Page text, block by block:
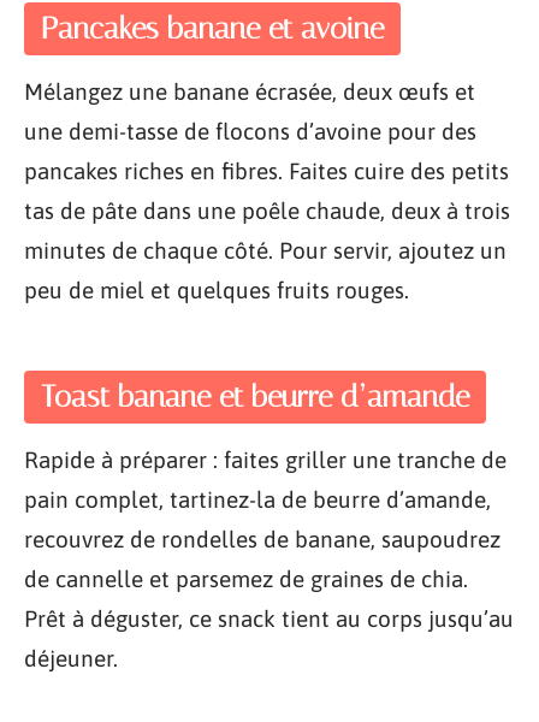
Pancakes banane et avoine
Mélangez une banane écrasée, deux œufs et
une demi-tasse de flocons d’avoine pour des
pancakes riches en fibres. Faites cuire des petits
tas de pâte dans une poêle chaude, deux à trois
minutes de chaque côté. Pour servir, ajoutez un
peu de miel et quelques fruits rouges.
Toast banane et beurre d’amande
Rapide à préparer : faites griller une tranche de
pain complet, tartinez-la de beurre d’amande,
recouvrez de rondelles de banane, saupoudrez
de cannelle et parsemez de graines de chia.
Prêt à déguster, ce snack tient au corps jusqu’au
déjeuner.